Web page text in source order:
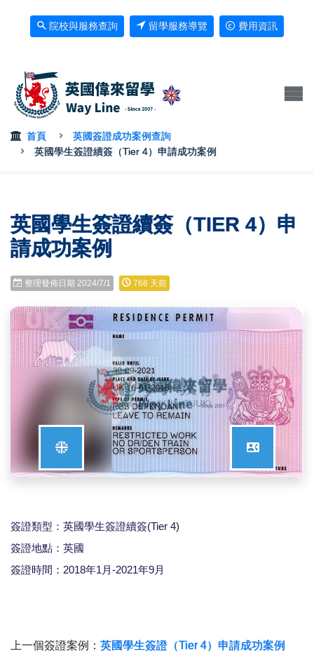
院校與服務查詢 留學服務導覽 費用資訊
首頁
英國簽證成功案例查詢
英國學生簽證續簽（Tier 4）申請成功案例
英國學生簽證續簽（TIER 4）申
請成功案例
整理發佈日期 2024/7/1 768 天前
簽證類型：英國學生簽證續簽(Tier 4)
簽證地點：英國
簽證時間：2018年1月-2021年9月
上一個簽證案例： 英國學生簽證（Tier 4）申請成功案例